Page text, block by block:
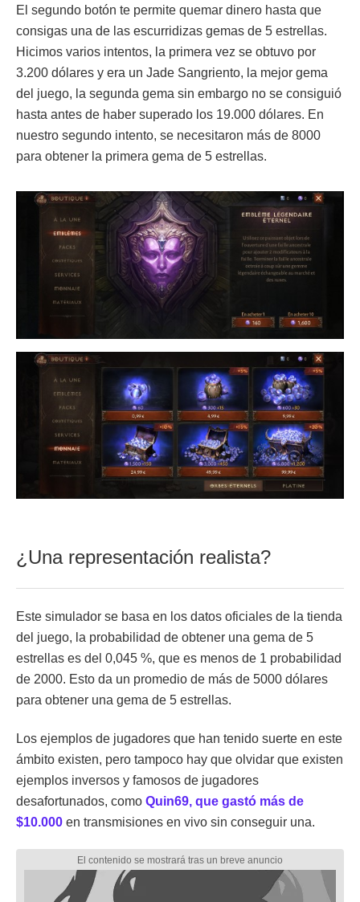
El segundo botón te permite quemar dinero hasta que
consigas una de las escurridizas gemas de 5 estrellas.
Hicimos varios intentos, la primera vez se obtuvo por
3.200 dólares y era un Jade Sangriento, la mejor gema
del juego, la segunda gema sin embargo no se consiguió
hasta antes de haber superado los 19.000 dólares. En
nuestro segundo intento, se necesitaron más de 8000
para obtener la primera gema de 5 estrellas.
¿Una representación realista?
Este simulador se basa en los datos oficiales de la tienda
del juego, la probabilidad de obtener una gema de 5
estrellas es del 0,045 %, que es menos de 1 probabilidad
de 2000. Esto da un promedio de más de 5000 dólares
para obtener una gema de 5 estrellas.
Los ejemplos de jugadores que han tenido suerte en este
ámbito existen, pero tampoco hay que olvidar que existen
ejemplos inversos y famosos de jugadores
desafortunados, como Quin69, que gastó más de
$10.000 en transmisiones en vivo sin conseguir una.